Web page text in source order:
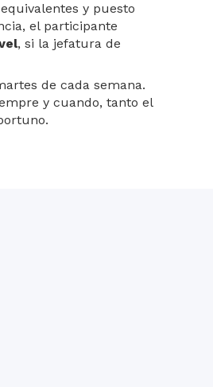
y puesto
el participante
, si la jefatura de
de cada semana.
y cuando, tanto el